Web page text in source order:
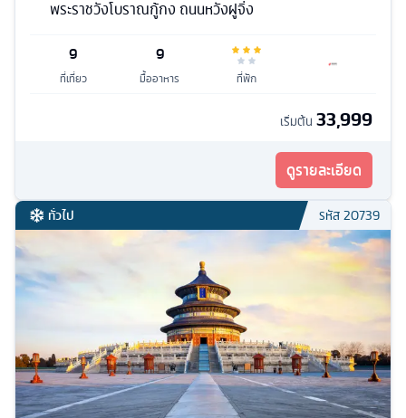
พระราชวังโบราณกู้กง ถนนหวังฝูจิ่ง
9
ที่เที่ยว
9
มื้ออาหาร ที่พัก
เริ่มต้น 33,999
ดูรายละเอียด
ทั่วไป รหัส20739